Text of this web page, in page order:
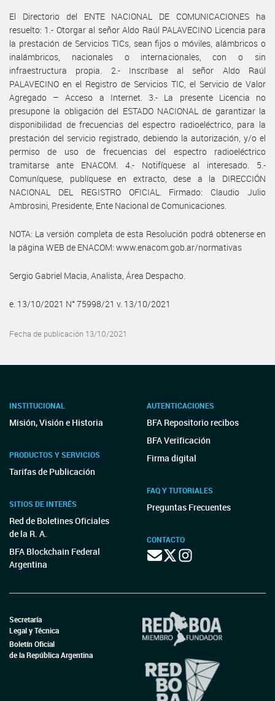
El Directorio del ENTE NACIONAL DE COMUNICACIONES ha
resuelto: 1.- Otorgar al señor Aldo Raúl PALAVECINO Licencia para
la prestación de Servicios TICs, sean fijos o móviles, alámbricos o
inalámbricos, nacionales o internacionales, con o sin
infraestructura propia. 2.- Inscríbase al señor Aldo Raúl
PALAVECINO en el Registro de Servicios TIC, el Servicio de Valor
Agregado – Acceso a Internet. 3.- La presente Licencia no
presupone la obligación del ESTADO NACIONAL de garantizar la
disponibilidad de frecuencias del espectro radioeléctrico, para la
prestación del servicio registrado, debiendo la autorización, y/o el
permiso de uso de frecuencias del espectro radioeléctrico
tramitarse ante ENACOM. 4.- Notifíquese al interesado. 5.-
Comuníquese, publíquese en extracto, dese a la DIRECCIÓN
NACIONAL DEL REGISTRO OFICIAL. Firmado: Claudio Julio
Ambrosini, Presidente, Ente Nacional de Comunicaciones.
NOTA: La versión completa de esta Resolución podrá obtenerse en
la página WEB de ENACOM: www.enacom.gob.ar/normativas
Sergio Gabriel Macia, Analista, Área Despacho.
e. 13/10/2021 N° 75998/21 v. 13/10/2021
Fecha de publicación 13/10/2021
INSTITUCIONAL
Misión, Visión e Historia
PRODUCTOS Y SERVICIOS
Tarifas de Publicación
SITIOS DE INTERÉS
Red de Boletines Oficiales
de la R. A.
BFA Blockchain Federal
Argentina
AUTENTICACIONES
BFA Repositorio recibos
BFA Verificación
Firma digital
FAQ Y TUTORIALES
Preguntas Frecuentes
CONTACTO
Secretaría
Legal y Técnica
Boletín Oficial
de la República Argentina